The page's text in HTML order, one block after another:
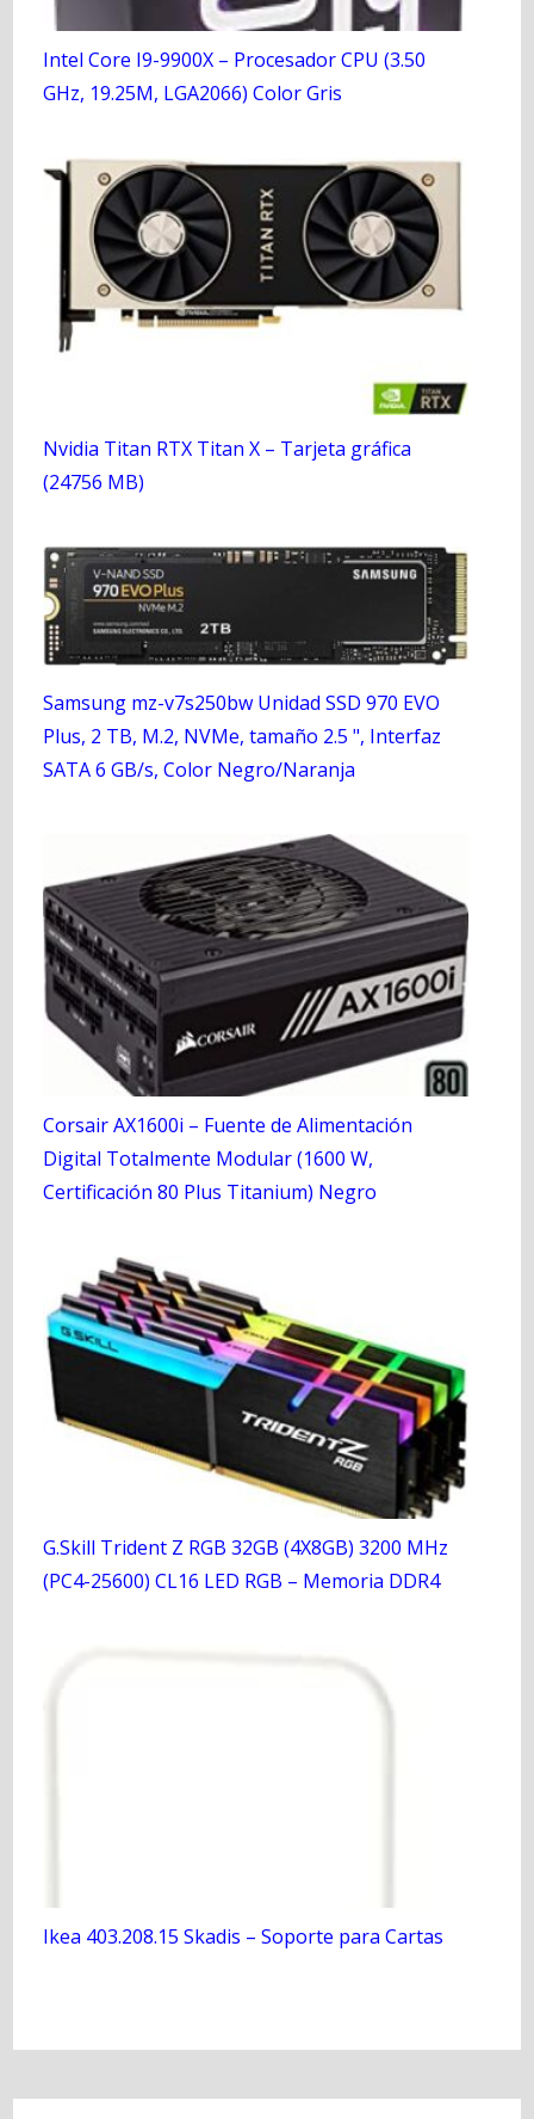
Intel Core I9-9900X – Procesador CPU (3.50
GHz, 19.25M, LGA2066) Color Gris
Nvidia Titan RTX Titan X – Tarjeta gráfica
(24756 MB)
Samsung mz-v7s250bw Unidad SSD 970 EVO
Plus, 2 TB, M.2, NVMe, tamaño 2.5 ", Interfaz
SATA 6 GB/s, Color Negro/Naranja
Corsair AX1600i – Fuente de Alimentación
Digital Totalmente Modular (1600 W,
Certificación 80 Plus Titanium) Negro
G.Skill Trident Z RGB 32GB (4X8GB) 3200 MHz
(PC4-25600) CL16 LED RGB – Memoria DDR4
Ikea 403.208.15 Skadis – Soporte para Cartas
N